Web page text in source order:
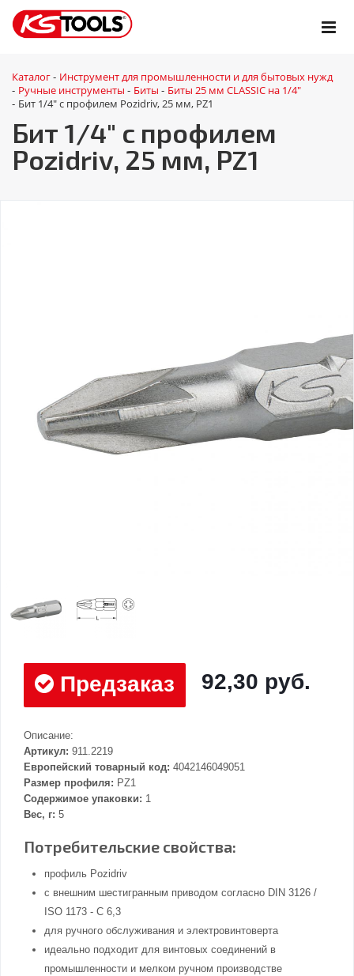
Каталог - Инструмент для промышленности и для бытовых нужд
- Ручные инструменты - Биты - Биты 25 мм CLASSIC на 1/4"
- Бит 1/4" с профилем Pozidriv, 25 мм, PZ1
Бит 1/4" с профилем
Pozidriv, 25 мм, PZ1
Предзаказ 92,30 руб.
Описание:
Артикул: 911.2219
Европейский товарный код: 4042146049051
Размер профиля: PZ1
Содержимое упаковки: 1
Вес, г: 5
Потребительские свойства:
профиль Pozidriv
с внешним шестигранным приводом согласно DIN 3126 /
ISO 1173 - C 6,3
для ручного обслуживания и электровинтоверта
идеально подходит для винтовых соединений в
промышленности и мелком ручном производстве